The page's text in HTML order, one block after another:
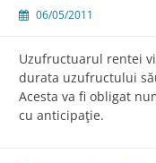
06/05/2011
Uzufructuarul rentei
durata uzufructului
Acesta va fi obligat
cu anticipaţie.